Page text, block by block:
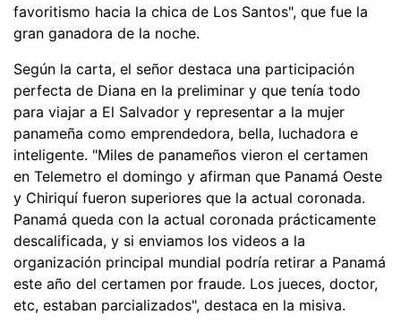
favoritismo hacia la chica de Los Santos", que fue la
gran ganadora de la noche.
Según la carta, el señor destaca una participación
perfecta de Diana en la preliminar y que tenía todo
para viajar a El Salvador y representar a la mujer
panameña como emprendedora, bella, luchadora e
inteligente. "Miles de panameños vieron el certamen
en Telemetro el domingo y afirman que Panamá Oeste
y Chiriquí fueron superiores que la actual coronada.
Panamá queda con la actual coronada prácticamente
descalificada, y si enviamos los videos a la
organización principal mundial podría retirar a Panamá
este año del certamen por fraude. Los jueces, doctor,
etc, estaban parcializados", destaca en la misiva.